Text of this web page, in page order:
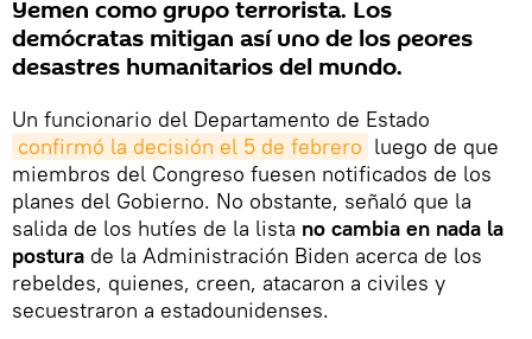
Yemen como grupo terrorista. Los
demócratas mitigan así uno de los peores
desastres humanitarios del mundo.
Un funcionario del Departamento de Estado
confirmó la decisión el 5 de febrero luego de que
miembros del Congreso fuesen notificados de los
planes del Gobierno. No obstante, señaló que la
salida de los hutíes de la lista no cambia en nada la
postura de la Administración Biden acerca de los
rebeldes, quienes, creen, atacaron a civiles y
secuestraron a estadounidenses.